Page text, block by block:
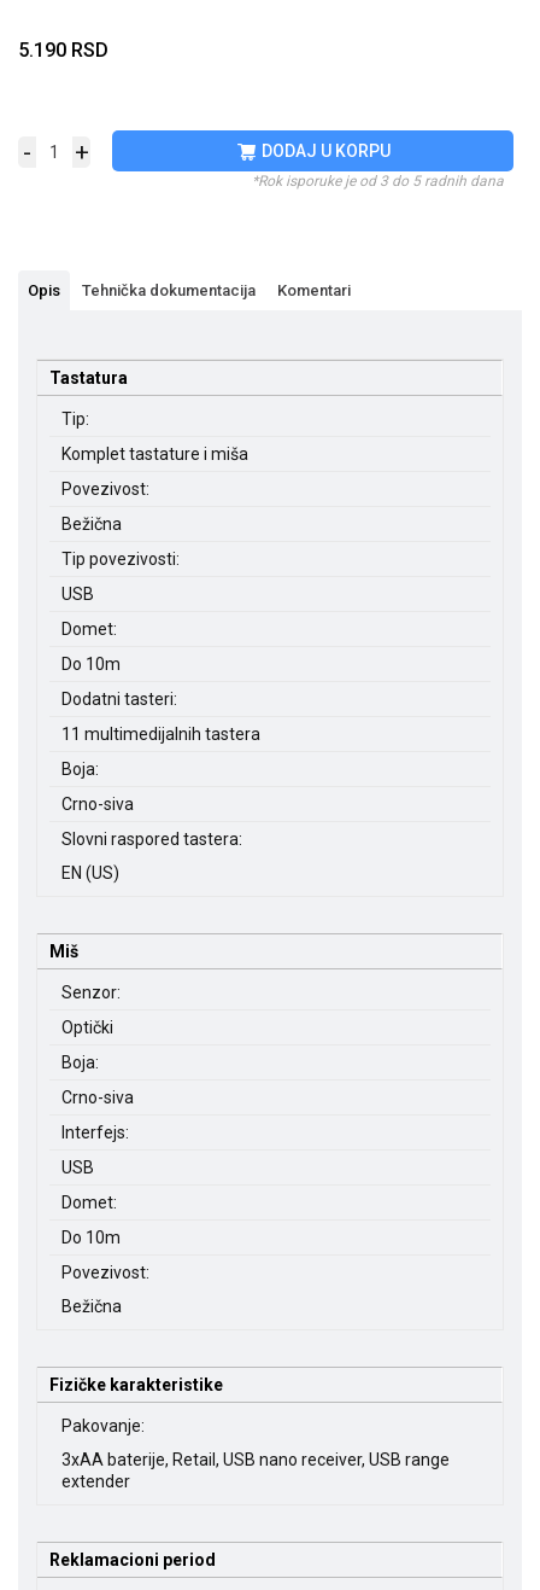
5.190 RSD
- + DODAJ U KORPU
*Rok isporuke je od 3 do 5 radnih dana
Opis Tehnička dokumentacija Komentari
Tastatura
Tip:
Komplet tastature i miša
Povezivost:
Bežična
Tip povezivosti:
USB
Domet:
Do 10m
Dodatni tasteri:
11 multimedijalnih tastera
Boja:
Crno-siva
Slovni raspored tastera:
EN (US)
Miš
Senzor:
Optički
Boja:
Crno-siva
Interfejs:
USB
Domet:
Do 10m
Povezivost:
Bežična
Fizičke karakteristike
Pakovanje:
3xAA baterije, Retail, USB nano receiver, USB range
extender
Reklamacioni period